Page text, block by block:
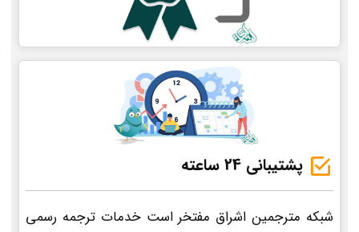
پشتیبانی 24 ساعته
شبکه مترجمین اشراق مفتخر است خدمات ترجمه رسمی